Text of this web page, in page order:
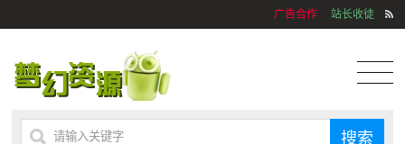
广告合作 站长收徒